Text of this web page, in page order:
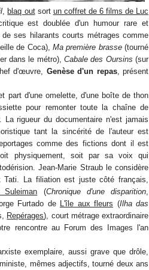
blaq outsort un coffret de 6 films de Luc
est doublée d'un humour rare et
ses hilarants courts métrages comme
de Coca), Ma première brasse(tourné
dans le métro), Cabale des Oursins (sur
d'œuvre, Genèse d'un repas, présent
part d'une omelette, d'une boîte de thon
pour remonter toute la chaîne de
La rigueur du documentaire n'est jamais
tant la sincérité de l'auteur est
comme des fictions dont il est
physiquement, soit par sa voix qui
Jean-Marie Straub le considère
La filiation est juste côté français,
Suleiman (Chronique d'une disparition
Furtado de L'île aux fleurs (Ilha das
Repérages), court métrage extraordinaire
rencontre au Forum des Images l'an
exemplaire, aussi grave que drôle,
mêmes adjectifs, tourné deux ans